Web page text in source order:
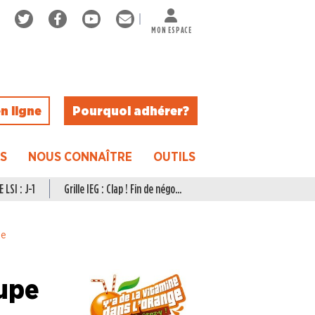
MON ESPACE
ligne Pourquoi adhérer ?
NOUS CONNAÎTRE OUTILS
LSI : J-1 Grille IEG : Clap ! Fin de négo...